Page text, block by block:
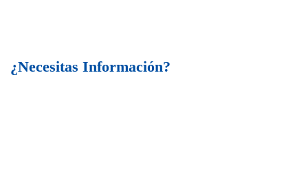
¿Necesitas Información?